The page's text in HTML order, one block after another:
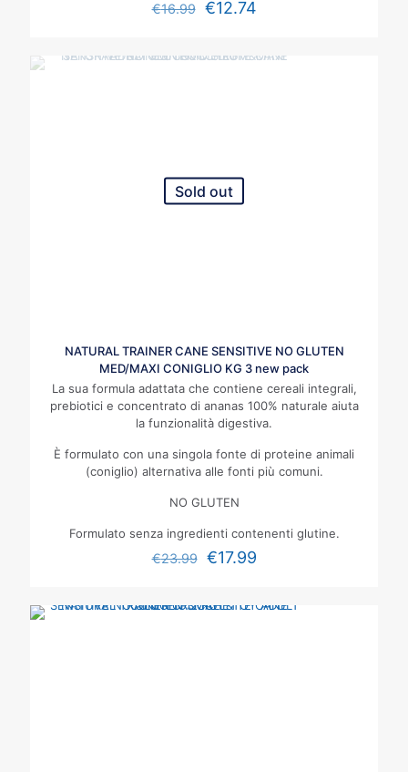
€16.99 €12.74
Sold out
NATURAL TRAINER CANE SENSITIVE NO GLUTEN
MED/MAXI CONIGLIO KG 3 new pack
La sua formula adattata che contiene cereali integrali,
prebiotici e concentrato di ananas 100% naturale aiuta
la funzionalità digestiva.
È formulato con una singola fonte di proteine animali
(coniglio) alternativa alle fonti più comuni.
NO GLUTEN
Formulato senza ingredienti contenenti glutine.
€23.99 €17.99